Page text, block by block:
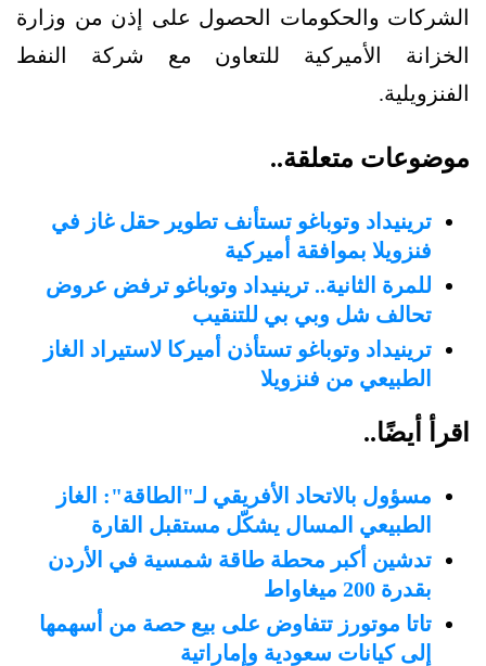
الشركات والحكومات الحصول على إذن من وزارة
الخزانة الأميركية للتعاون مع شركة النفط
الفنزويلية.
موضوعات متعلقة..
ترينيداد وتوباغو تستأنف تطوير حقل غاز في
فنزويلا بموافقة أميركية
للمرة الثانية.. ترينيداد وتوباغو ترفض عروض
تحالف شل وبي بي للتنقيب
ترينيداد وتوباغو تستأذن أميركا لاستيراد الغاز
الطبيعي من فنزويلا
اقرأ أيضًا..
مسؤول بالاتحاد الأفريقي لـ"الطاقة": الغاز
الطبيعي المسال يشكّل مستقبل القارة
تدشين أكبر محطة طاقة شمسية في الأردن
بقدرة 200 ميغاواط
تاتا موتورز تتفاوض على بيع حصة من أسهمها
إلى كيانات سعودية وإماراتية